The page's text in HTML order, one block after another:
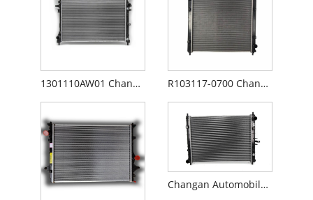
1301110AW01 Changan CS55 Radiator R103117-0700 Changan CX70 Radiator
Changan Automobile Changan Alsvin V7 tangke ng tubig ng radiator